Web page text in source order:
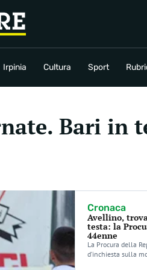
Irpinia Cultura Sport
Sport Rubriche
Bari in
Cronaca
Avellino,
testa: la
44enne
La Procura della
d’inchiesta sulla